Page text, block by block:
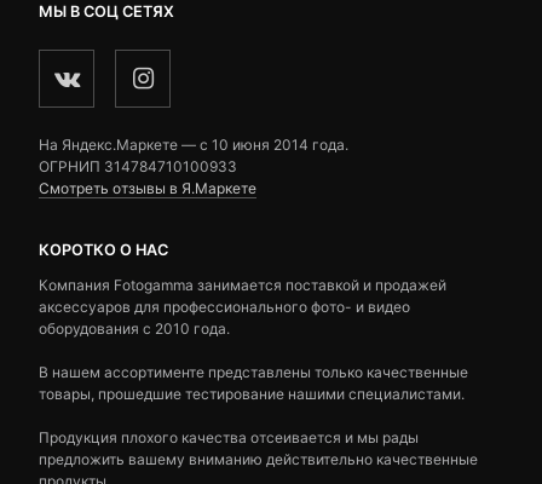
МЫ В СОЦ СЕТЯХ
На Яндекс.Маркете — c 10 июня 2014 года.
ОГРНИП 314784710100933
Смотреть отзывы в Я.Маркете
КОРОТКО О НАС
Компания Fotogamma занимается поставкой и продажей
аксессуаров для профессионального фото- и видео
оборудования с 2010 года.
В нашем ассортименте представлены только качественные
товары, прошедшие тестирование нашими специалистами.
Продукция плохого качества отсеивается и мы рады
предложить вашему вниманию действительно качественные